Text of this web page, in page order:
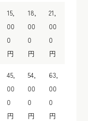
15,
00
0
円
18,
00
0
円
21,
00
0
円
45,
00
0
円
54,
00
0
円
63,
00
0
円